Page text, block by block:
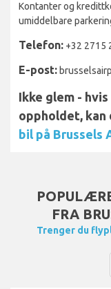
Kontanter og
umiddelbare
Telefon: +32 2715
E-post:
Ikke glem -
oppholdet, kan
bil på Brussels
FRA
Trenger du